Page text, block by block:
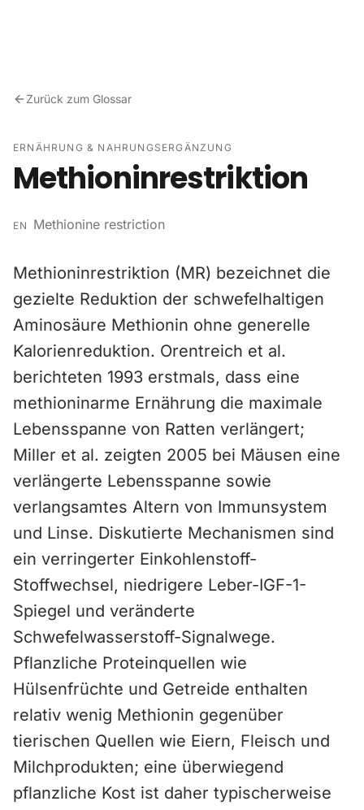
Zurück zum Glossar
ERNÄHRUNG & NAHRUNGSERGÄNZUNG
Methioninrestriktion
EN Methionine restriction
Methioninrestriktion (MR) bezeichnet die
gezielte Reduktion der schwefelhaltigen
Aminosäure Methionin ohne generelle
Kalorienreduktion. Orentreich et al.
berichteten 1993 erstmals, dass eine
methioninarme Ernährung die maximale
Lebensspanne von Ratten verlängert;
Miller et al. zeigten 2005 bei Mäusen eine
verlängerte Lebensspanne sowie
verlangsamtes Altern von Immunsystem
und Linse. Diskutierte Mechanismen sind
ein verringerter Einkohlenstoff-
Stoffwechsel, niedrigere Leber-IGF-1-
Spiegel und veränderte
Schwefelwasserstoff-Signalwege.
Pflanzliche Proteinquellen wie
Hülsenfrüchte und Getreide enthalten
relativ wenig Methionin gegenüber
tierischen Quellen wie Eiern, Fleisch und
Milchprodukten; eine überwiegend
pflanzliche Kost ist daher typischerweise